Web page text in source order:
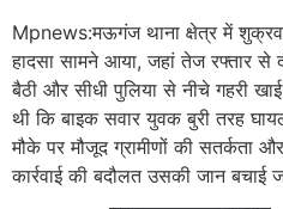
Mpnews:मऊगंज थाना क्षेत्र में
हादसा सामने आया, जहां तेज रफ्तार से
बैठी और सीधी पुलिया से नीचे गहरी
थी कि बाइक सवार युवक बुरी तरह
मौके पर मौजूद ग्रामीणों की सतर्कता
कार्रवाई की बदौलत उसकी जान बचाई